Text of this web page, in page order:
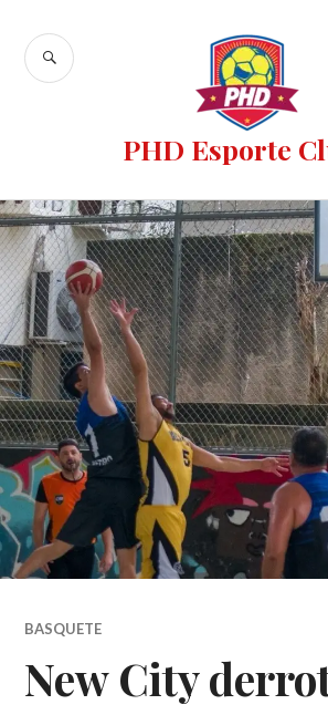
PHD Esporte
BASQUETE
New City